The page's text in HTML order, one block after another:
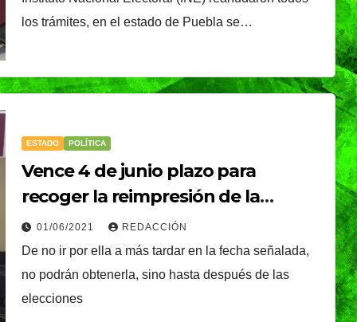
los trámites, en el estado de Puebla se…
ESTADO POLÍTICA
Vence 4 de junio plazo para
recoger la reimpresión de la
credencial del INE
01/06/2021 REDACCIÓN
De no ir por ella a más tardar en la fecha señalada,
no podrán obtenerla, sino hasta después de las
elecciones
NACIONAL